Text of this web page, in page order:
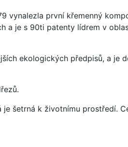
vynalezla první křemenný
a je s 90ti patenty lídrem v
ekologických předpisů, a je
šetrná k životnímu prostředí.